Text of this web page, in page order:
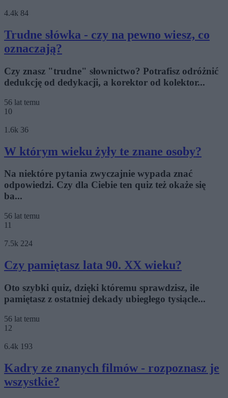
4.4k 84
Trudne słówka - czy na pewno wiesz, co
oznaczają?
Czy znasz "trudne" słownictwo? Potrafisz odróżnić
dedukcję od dedykacji, a korektor od kolektor...
56 lat temu
10
1.6k 36
W którym wieku żyły te znane osoby?
Na niektóre pytania zwyczajnie wypada znać
odpowiedzi. Czy dla Ciebie ten quiz też okaże się
ba...
56 lat temu
11
7.5k 224
Czy pamiętasz lata 90. XX wieku?
Oto szybki quiz, dzięki któremu sprawdzisz, ile
pamiętasz z ostatniej dekady ubiegłego tysiącle...
56 lat temu
12
6.4k 193
Kadry ze znanych filmów - rozpoznasz je
wszystkie?